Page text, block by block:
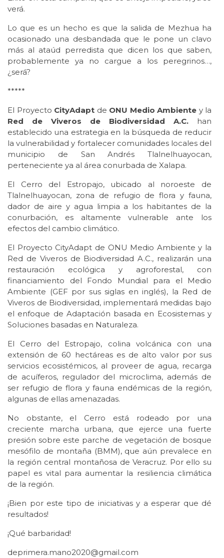
verá.
Lo que es un hecho es que la salida de Mezhua ha
ocasionado una desbandada que le pone un clavo
más al ataúd perredista que dicen los que saben,
probablemente ya no cargue a los peregrinos…,
¿será?
*****
El Proyecto CityAdapt de ONU Medio Ambiente y la
Red de Viveros de Biodiversidad A.C. han
establecido una estrategia en la búsqueda de reducir
la vulnerabilidad y fortalecer comunidades locales del
municipio de San Andrés Tlalnelhuayocan,
perteneciente ya al área conurbada de Xalapa.
El Cerro del Estropajo, ubicado al noroeste de
Tlalnelhuayocan, zona de refugio de flora y fauna,
dador de aire y agua limpia a los habitantes de la
conurbación, es altamente vulnerable ante los
efectos del cambio climático.
El Proyecto CityAdapt de ONU Medio Ambiente y la
Red de Viveros de Biodiversidad A.C., realizarán una
restauración ecológica y agroforestal, con
financiamiento del Fondo Mundial para el Medio
Ambiente (GEF por sus siglas en inglés), la Red de
Viveros de Biodiversidad, implementará medidas bajo
el enfoque de Adaptación basada en Ecosistemas y
Soluciones basadas en Naturaleza.
El Cerro del Estropajo, colina volcánica con una
extensión de 60 hectáreas es de alto valor por sus
servicios ecosistémicos, al proveer de agua, recarga
de acuíferos, regulador del microclima, además de
ser refugio de flora y fauna endémicas de la región,
algunas de ellas amenazadas.
No obstante, el Cerro está rodeado por una
creciente marcha urbana, que ejerce una fuerte
presión sobre este parche de vegetación de bosque
mesófilo de montaña (BMM), que aún prevalece en
la región central montañosa de Veracruz. Por ello su
papel es vital para aumentar la resiliencia climática
de la región.
¡Bien por este tipo de iniciativas y a esperar que dé
resultados!
¡Qué barbaridad!
deprimera.mano2020@gmail.com